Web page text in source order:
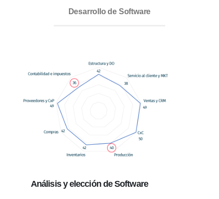
Desarrollo de Software
Análisis y elecciónde Software